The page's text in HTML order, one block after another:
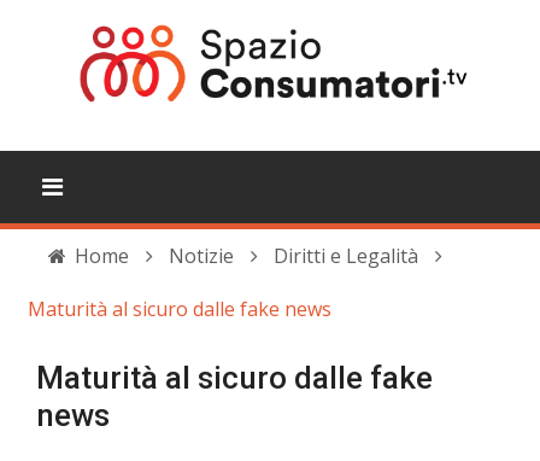
Home Notizie
Diritti e Legalità
Maturità al sicuro dalle fake news
Maturità al sicuro dalle fake
news